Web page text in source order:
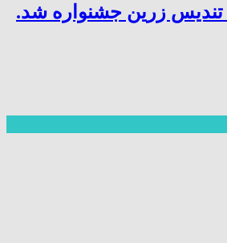
تندیس زرین جشنواره شد.